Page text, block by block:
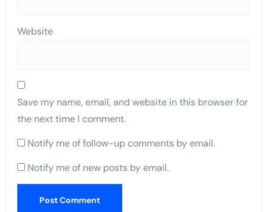
Website
Save my name, email, and website in this browser for
the next time I comment.
Notify me of follow-up comments by email.
Notify me of new posts by email.